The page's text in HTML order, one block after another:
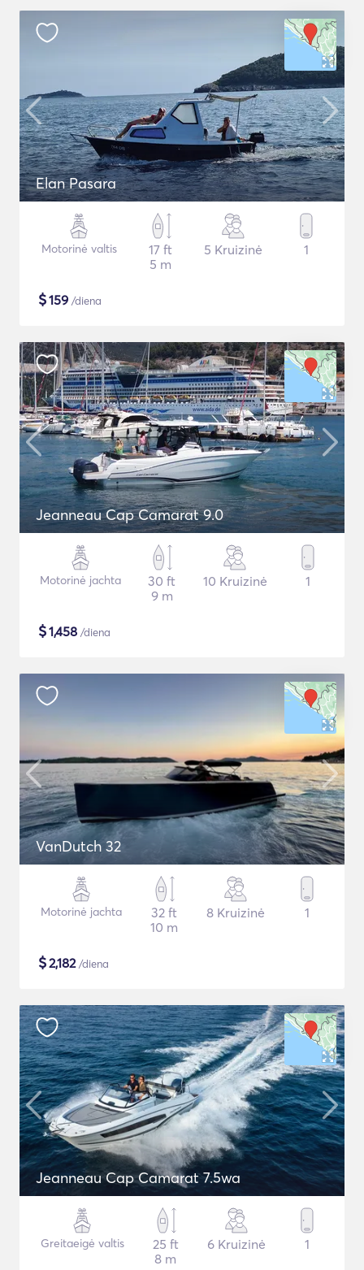
Elan Pasara
Motorinė valtis
17 ft
5 m
5 Kruizinė 1
$159 /diena
Jeanneau Cap Camarat 9.0
Motorinė jachta
30 ft
9 m
10 Kruizinė 1
$1,458 /diena
VanDutch 32
Motorinė jachta
32 ft
10 m
8 Kruizinė 1
$2,182/diena
Jeanneau Cap Camarat 7.5wa
Greitaeigė valtis
25 ft
8 m
6 Kruizinė 1